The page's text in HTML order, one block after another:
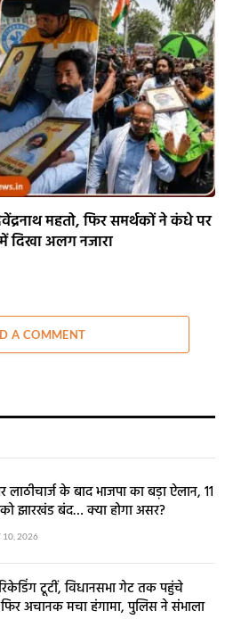
महतो, फिर समर्थकों ने कंधे पर
दिखा अलग नजारा
A COMMENT
लाठीचार्ज के बाद भाजपा का बड़ा ऐलान, 11
झारखंड बंद… क्या होगा असर?
10, 2026
टूटीं, विधानसभा गेट तक पहुंचे
अचानक मचा हंगामा, पुलिस ने संभाला